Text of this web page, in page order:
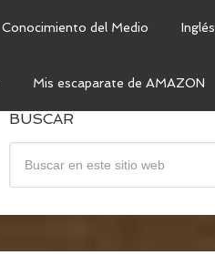
Conocimiento del Medio Inglés
Mis escaparate de AMAZON
BUSCAR